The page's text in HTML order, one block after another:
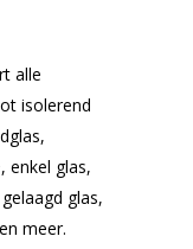
alle
isolerend
enkel glas,
glas,
meer.